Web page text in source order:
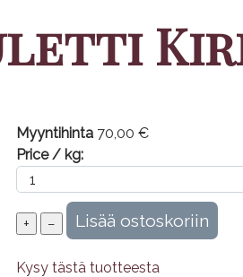
Myyntihinta 70,00 €
Price / kg:
Kysy tästä tuotteesta